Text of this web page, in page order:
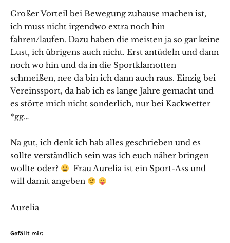
Großer Vorteil bei Bewegung zuhause machen ist,
ich muss nicht irgendwo extra noch hin
fahren/laufen. Dazu haben die meisten ja so gar keine
Lust, ich übrigens auch nicht. Erst antüdeln und dann
noch wo hin und da in die Sportklamotten
schmeißen, nee da bin ich dann auch raus. Einzig bei
Vereinssport, da hab ich es lange Jahre gemacht und
es störte mich nicht sonderlich, nur bei Kackwetter
*gg…
Na gut, ich denk ich hab alles geschrieben und es
sollte verständlich sein was ich euch näher bringen
wollte oder?
Frau Aurelia ist ein Sport-Ass und
will damit angeben
Aurelia
Gefällt mir: